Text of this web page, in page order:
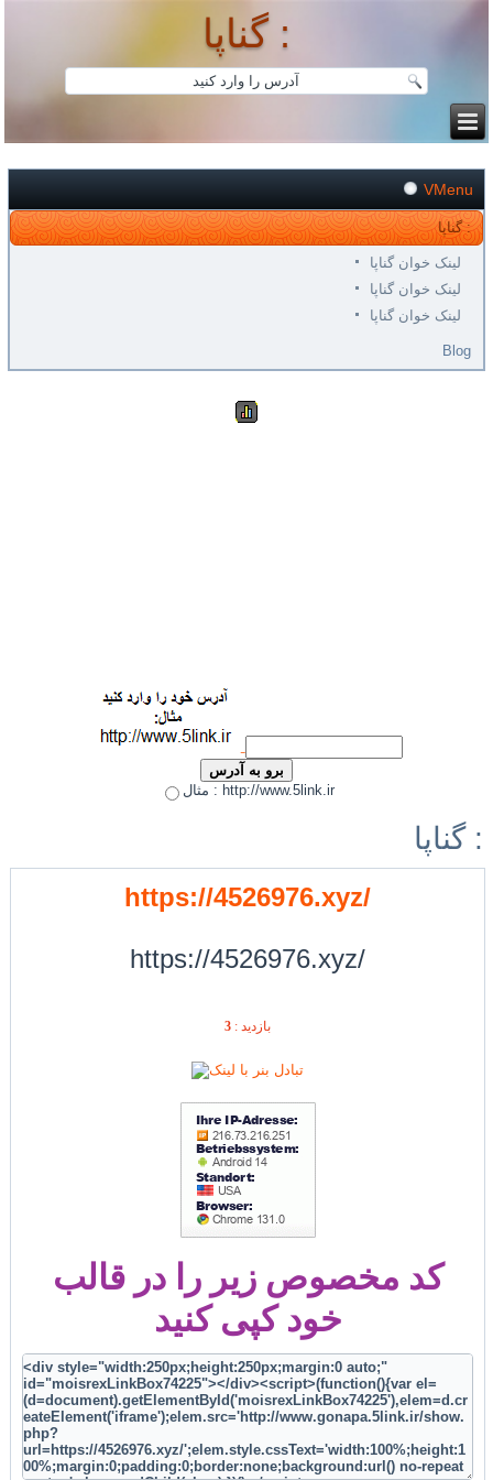
گناپا :
VMenu
گناپا :
لینک خوان گناپا
لینک خوان گناپا
لینک خوان گناپا
Blog
مثال : http://www.5link.ir
گناپا :
https://4526976.xyz/
https://4526976.xyz/
بازديد : 3
کد مخصوص زیر را در قالب
خود کپی کنید